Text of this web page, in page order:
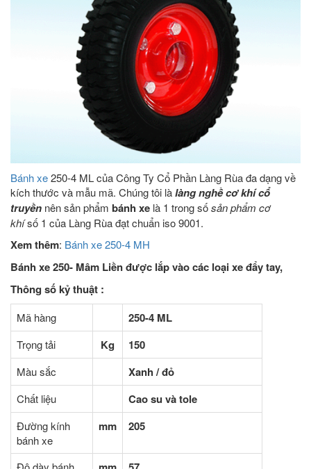
Bánh xe250-4 ML của Công Ty Cổ Phần Làng Rùa đa dạng về
kích thước và mẫu mã. Chúng tôi làlàng nghề cơ khí cổ
truyền nên sản phẩm bánh xe là 1 trong sốsản phẩm cơ
khísố 1 của Làng Rùa đạt chuẩn iso 9001.
Xem thêm: Bánh xe 250-4 MH
Bánh xe 250- Mâm Liền được lắp vào các loại xe đẩy tay,
Thông số kỷ thuật :
Mã hàng 250-4 ML
Trọng tải Kg 150
Màu sắc Xanh / đỏ
Chất liệu Cao su và tole
Đường kính
bánh xe
mm 205